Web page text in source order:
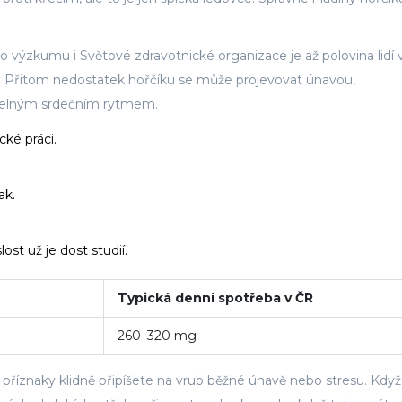
výzkumu i Světové zdravotnické organizace je až polovina lidí
nedostatek hořčíku se může projevovat únavou,
srdečním rytmem.
práci.
už je dost studií.
Typická denní spotřeba v ČR
260–320 mg
klidně připíšete na vrub běžné únavě nebo stresu.